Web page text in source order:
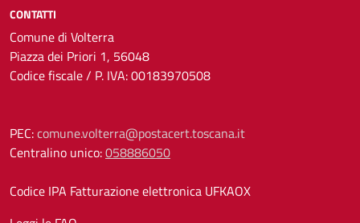
CONTATTI
Comune di Volterra
Piazza dei Priori 1, 56048
Codice fiscale / P. IVA: 00183970508
PEC:comune.volterra@postacert.toscana.it
Centralino unico:058886050
Codice IPA Fatturazione elettronica UFKAOX